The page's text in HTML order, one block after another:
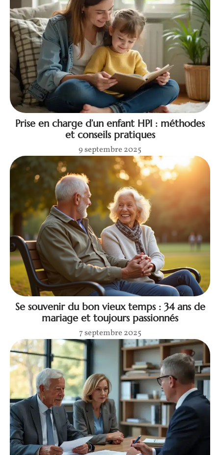
Prise en charge d’un enfant HPI : méthodes
et conseils pratiques
9 septembre 2025
Se souvenir du bon vieux temps : 34 ans de
mariage et toujours passionnés
7 septembre 2025